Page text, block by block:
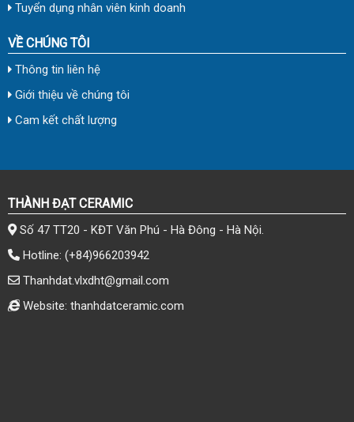
Tuyển dụng nhân viên kinh doanh
VỀ CHÚNG TÔI
Thông tin liên hệ
Giới thiệu về chúng tôi
Cam kết chất lượng
THÀNH ĐẠT CERAMIC
Số 47 TT20 - KĐT Văn Phú - Hà Đông - Hà Nội.
Hotline: (+84)966203942
Thanhdat.vlxdht@gmail.com
Website: thanhdatceramic.com